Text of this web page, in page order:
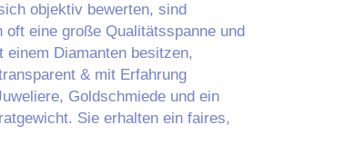
objektiv bewerten, sind
eine große Qualitätsspanne und
Diamanten besitzen,
& mit Erfahrung
Goldschmiede und ein
Sie erhalten ein faires,